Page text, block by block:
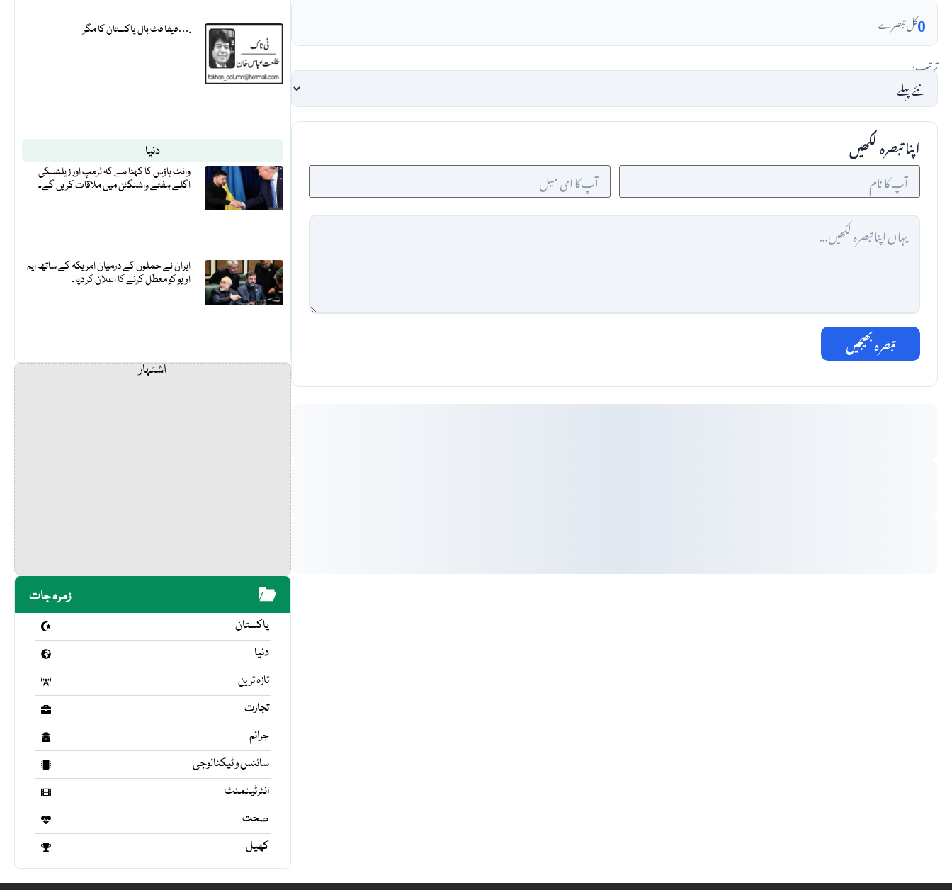
فیفا فٹ بال پاکستان کا مگر….
دنیا
وائٹ ہاؤس کا کہنا ہے کہ ٹرمپ اور زیلنسکی
اگلے ہفتے واشنگٹن میں ملاقات کریں گے۔
ایران نے حملوں کے درمیان امریکہ کے ساتھ ایم
او یو کو معطل کرنے کا اعلان کر دیا۔
اشتہار
زمرہ جات
پاکستان
دنیا
تازہ ترین
تجارت
جرائم
سائنس و ٹیکنالوجی
انٹرٹینمنٹ
صحت
کھیل
0کل تبصرے
ترتیب:
اپنا تبصرہ لکھیں
تبصرہ بھیجیں